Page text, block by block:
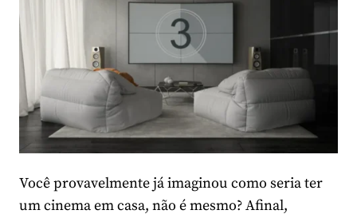
Você provavelmente já imaginou como seria ter
um cinema em casa, não é mesmo? Afinal,